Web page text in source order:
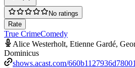
No ratings
Rate
True CrimeComedy
Alice Westerholt, Etienne Gardé,
Dominicus
shows.acast.com/